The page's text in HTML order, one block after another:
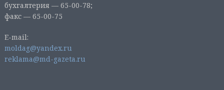
бухгалтерия — 65-00-78;
факс — 65-00-75
E-mail:
moldag@yandex.ru
reklama@md-gazeta.ru